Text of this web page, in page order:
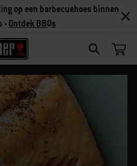
SEARCH
op een barbecuehoes binnen
- Ontdek BBQs